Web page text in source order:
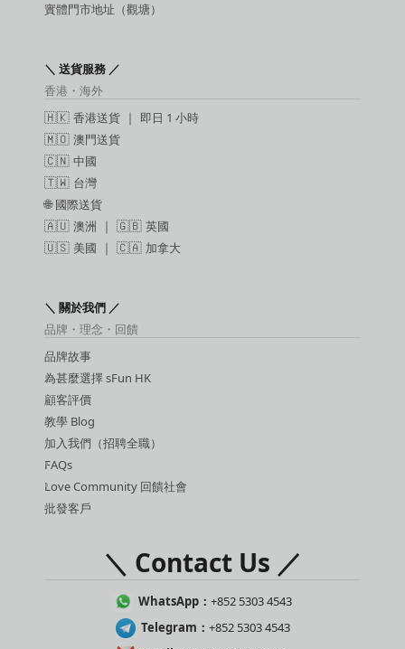
實體門市地址（觀塘）
＼ 送貨服務 ／
香港・海外
🇭🇰 香港送貨 ｜ 即日 1 小時
🇲🇴 澳門送貨
🇨🇳 中國
🇹🇼 台灣
🌐國際送貨
🇦🇺 澳洲 ｜ 🇬🇧 英國
🇺🇸 美國 ｜ 🇨🇦 加拿大
＼ 關於我們 ／
品牌・理念・回饋
品牌故事
為甚麼選擇 sFun HK
顧客評價
教學 Blog
加入我們（招聘全職）
FAQs
Love Community 回饋社會
批發客戶
＼ Contact Us ／
WhatsApp： +852 5303 4543
Telegram： +852 5303 4543